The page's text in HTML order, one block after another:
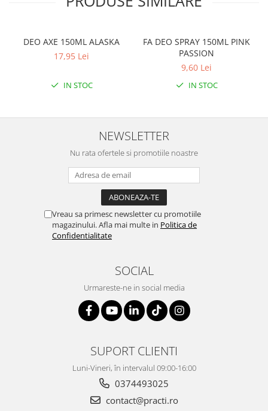
DEO AXE 150ML ALASKA
17,95 Lei
IN STOC
FA DEO SPRAY 150ML PINK
PASSION
9,60 Lei
IN STOC
NEWSLETTER
Nu rata ofertele si promotiile noastre
Vreau sa primesc newsletter cu promotiile
magazinului. Afla mai multe in Politica de
Confidentialitate
SOCIAL
Urmareste-ne in social media
SUPORT CLIENTI
Luni-Vineri, în intervalul 09:00-16:00
0374493025
contact@practi.ro